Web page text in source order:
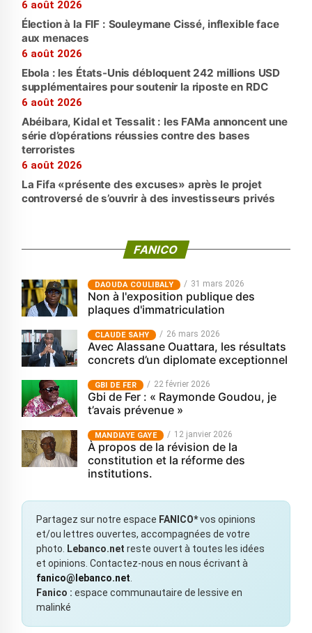
6 août 2026
Élection à la FIF : Souleymane Cissé, inflexible face
aux menaces
6 août 2026
Ebola : les États-Unis débloquent 242 millions USD
supplémentaires pour soutenir la riposte en RDC
6 août 2026
Abéibara, Kidal et Tessalit : les FAMa annoncent une
série d’opérations réussies contre des bases
terroristes
6 août 2026
La Fifa «présente des excuses» après le projet
controversé de s’ouvrir à des investisseurs privés
FANICO
‎DAOUDA COULIBALY 31 mars 2026
Non à l'exposition publique des
plaques d'immatriculation
CLAUDE SAHY 26 mars 2026
Avec Alassane Ouattara, les résultats
concrets d’un diplomate exceptionnel
GBI DE FER 22 février 2026
Gbi de Fer : « Raymonde Goudou, je
t’avais prévenue »
MANDIAYE GAYE 12 janvier 2026
À propos de la révision de la
constitution et la réforme des
institutions.
Partagez sur notre espace FANICO*vos opinions
et/ou lettres ouvertes, accompagnées de votre
photo.
Lebanco.net reste ouvert à toutes les idées
et opinions. Contactez-nous en nous écrivant à
fanico@lebanco.net
Fanico : espace communautaire de lessive en
malinké